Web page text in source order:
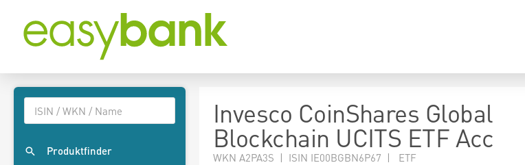
Produktfinder
Invesco CoinShares Global
Blockchain UCITS ETF Acc
WKN A2PA3S | ISIN IE00BGBN6P67 | ETF